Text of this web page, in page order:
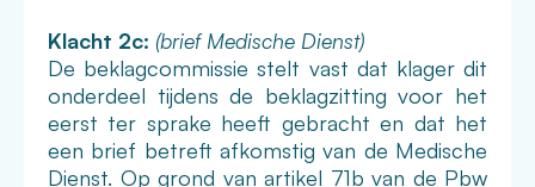
Klacht 2c: (brief Medische Dienst)
De beklagcommissie stelt vast dat klager dit
onderdeel tijdens de beklagzitting voor het
eerst ter sprake heeft gebracht en dat het
een brief betreft afkomstig van de Medische
Dienst. Op grond van artikel 71b van de Pbw